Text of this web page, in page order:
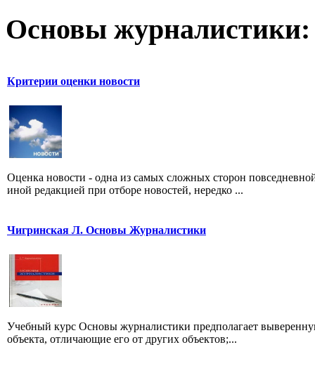
Основы журналистики:
Критерии оценки новости
Оценка новости - одна из самых сложных сторон
иной редакцией при отборе новостей, нередко ...
Чигринская Л. Основы Журналистики
Учебный курс Основы журналистики предполагает
объекта, отличающие его от других объектов;...